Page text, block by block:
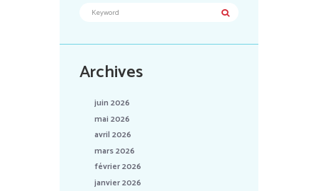
Archives
juin 2026
mai 2026
avril 2026
mars 2026
février 2026
janvier 2026